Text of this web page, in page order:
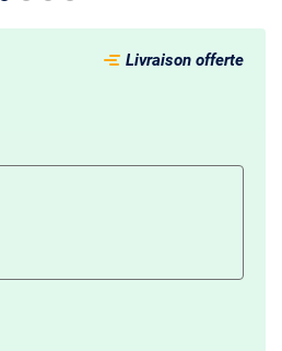
Livraison offerte